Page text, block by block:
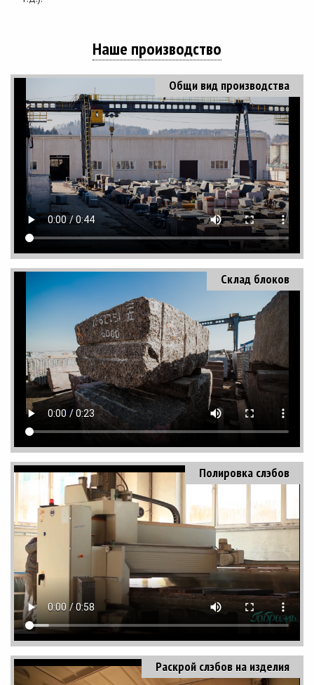
Наше производство
Общи вид производства
Склад блоков
Полировка слэбов
Раскрой слэбов на изделия